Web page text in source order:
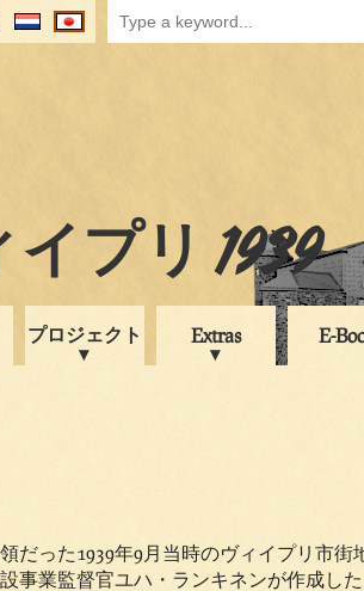
プリ 1939
プロジェクト Extras E-
だった1939年9 月当時のヴィイプリ市
事業監督官ユハ・ランキネンが作成し